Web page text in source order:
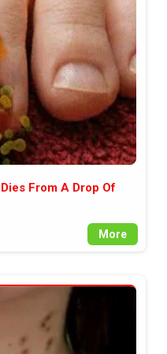
държим на
от
ви
каквито са. В
From A Drop Of
More